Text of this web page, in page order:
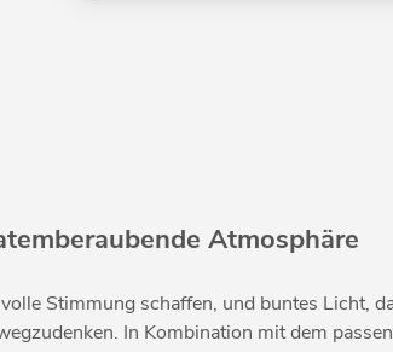
Atmosphäre
Stimmung schaffen, und buntes Licht,
In Kombination mit dem